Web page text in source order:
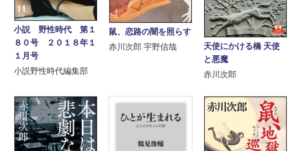
小説 野性時代 第１
８０号 ２０１８年１
１月号
小説野性時代編集部
鼠、恋路の闇を照らす
赤川次郎 宇野信哉
天使にかける橋 天使
と悪魔
赤川次郎